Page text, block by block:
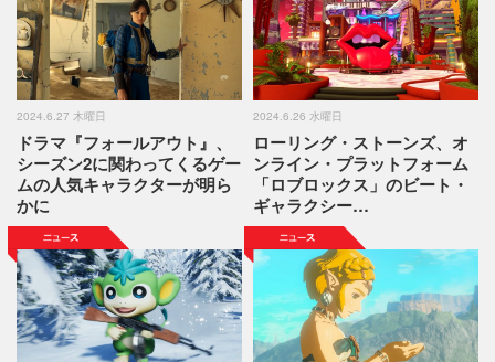
2024.6.27 木曜日
ドラマ『フォールアウト』、
シーズン2に関わってくるゲー
ムの人気キャラクターが明ら
かに
2024.6.26 水曜日
ローリング・ストーンズ、オ
ンライン・プラットフォーム
「ロブロックス」のビート・
ギャラクシー…